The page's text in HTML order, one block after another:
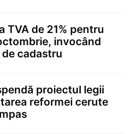
TVA de 21% pentru
invocând
cadastru
proiectul legii
reformei cerute